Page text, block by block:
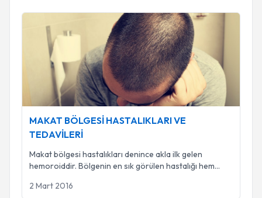
MAKAT BÖLGESİ HASTALIKLARI VE TEDAVİLERİ
MAKAT BÖLGESİ HASTALIKLARI VE
TEDAVİLERİ
Makat bölgesi hastalıkları denince akla ilk gelen
hemoroiddir. Bölgenin en sık görülen hastalığı hem...
2 Mart 2016